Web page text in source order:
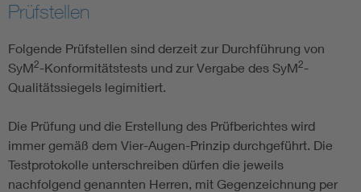
Prüfstellen
Folgende Prüfstellen sind derzeit zur Durchführung von
SyM2-Konformitätstests und zur Vergabe des SyM2-
Qualitätssiegels legimitiert.
Die Prüfung und die Erstellung des Prüfberichtes wird
immer gemäß dem Vier-Augen-Prinzip durchgeführt. Die
Testprotokolle unterschreiben dürfen die jeweils
nachfolgend genannten Herren, mit Gegenzeichnung per